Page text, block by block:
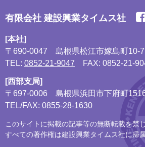
有限会社 建設興業タイムス社
[本社]
〒690-0047
島根県松江市嫁島町10-
TEL: 0852-21-9047 FAX: 0852-21-
[西部支局]
〒697-0006
島根県浜田市下府町
TEL/FAX: 0855-28-1630
このサイトに掲載の記事等の無断転載を禁
すべての著作権は建設興業タイムス社に帰属